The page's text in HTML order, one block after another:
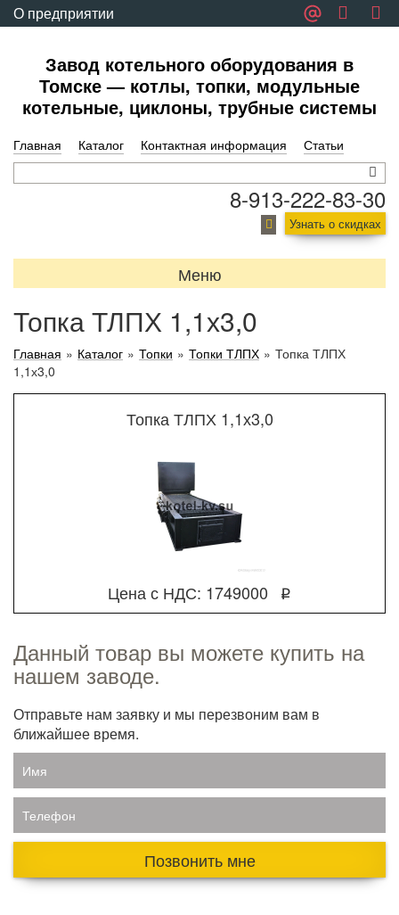
О предприятии
Завод котельного оборудования в
Томске — котлы, топки, модульные
котельные, циклоны, трубные системы
Главная Каталог Контактная информация Статьи
8-913-222-83-30
Узнать о скидках
Меню
Топка ТЛПХ 1,1х3,0
Главная » Каталог » Топки » Топки ТЛПХ » Топка ТЛПХ
1,1х3,0
Топка ТЛПХ 1,1х3,0
Цена с НДС: 1749000 q
Данный товар вы можете купить на
нашем заводе.
Отправьте нам заявку и мы перезвоним вам в
ближайшее время.
Имя
Телефон
Позвонить мне